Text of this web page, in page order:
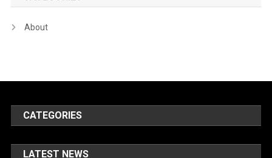
About
CATEGORIES
LATEST NEWS